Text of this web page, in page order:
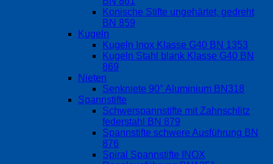
Konische Stifte ungehärtet, gedreht
BN 859
Kugeln
Kugeln Inox Klasse G40 BN 1353
Kugeln Stahl blank Klasse G40 BN
869
Nieten
Senkniete 90° Aluminium BN318
Spannstifte
Schwerspannstifte mit Zahnschlitz
federstahl BN 879
Spannstifte schwere Ausführung BN
876
Spiral Spannstifte INOX